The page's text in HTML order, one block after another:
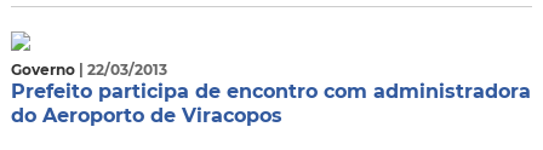
Governo | 22/03/2013
Prefeito participa de encontro com administradora
do Aeroporto de Viracopos